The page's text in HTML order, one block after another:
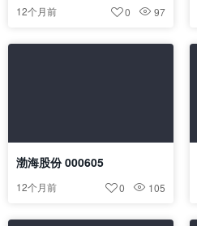
12个月前 97
0
渤海股份 000605
12个月前 105
0